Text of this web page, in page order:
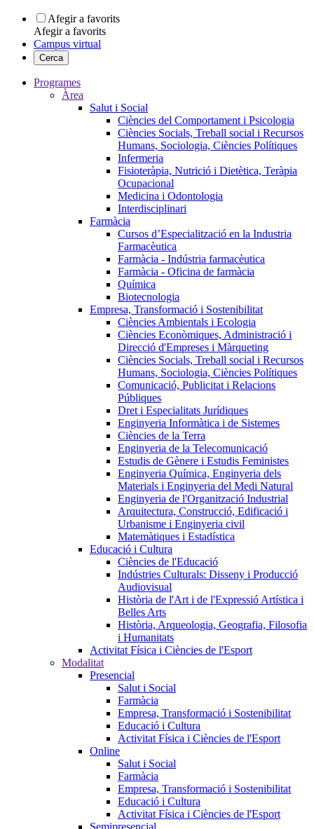
Afegir a favorits
Afegir a favorits
Campus virtual
Cerca
Programes
Àrea
Salut i Social
Ciències del Comportament i Psicologia
Ciències Socials, Treball social i Recursos
Humans, Sociologia, Ciències Polítiques
Infermeria
Fisioteràpia, Nutrició i Dietètica, Teràpia
Ocupacional
Medicina i Odontologia
Interdisciplinari
Farmàcia
Cursos d’Especialització en la Industria
Farmacèutica
Farmàcia - Indústria farmacèutica
Farmàcia - Oficina de farmàcia
Química
Biotecnologia
Empresa, Transformació i Sostenibilitat
Ciències Ambientals i Ecologia
Ciències Econòmiques, Administració i
Direcció d'Empreses i Màrqueting
Ciències Socials, Treball social i Recursos
Humans, Sociologia, Ciències Polítiques
Comunicació, Publicitat i Relacions
Públiques
Dret i Especialitats Jurídiques
Enginyeria Informàtica i de Sistemes
Ciències de la Terra
Enginyeria de la Telecomunicació
Estudis de Gènere i Estudis Feministes
Enginyeria Química, Enginyeria dels
Materials i Enginyeria del Medi Natural
Enginyeria de l'Organització Industrial
Arquitectura, Construcció, Edificació i
Urbanisme i Enginyeria civil
Matemàtiques i Estadística
Educació i Cultura
Ciències de l'Educació
Indústries Culturals: Disseny i Producció
Audiovisual
Història de l'Art i de l'Expressió Artística i
Belles Arts
Història, Arqueologia, Geografia, Filosofia
i Humanitats
Activitat Física i Ciències de l'Esport
Modalitat
Presencial
Salut i Social
Farmàcia
Empresa, Transformació i Sostenibilitat
Educació i Cultura
Activitat Física i Ciències de l'Esport
Online
Salut i Social
Farmàcia
Empresa, Transformació i Sostenibilitat
Educació i Cultura
Activitat Física i Ciències de l'Esport
Semipresencial